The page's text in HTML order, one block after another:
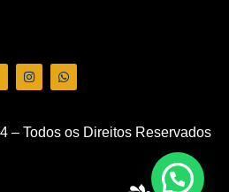
– Todos os Direitos Reservados